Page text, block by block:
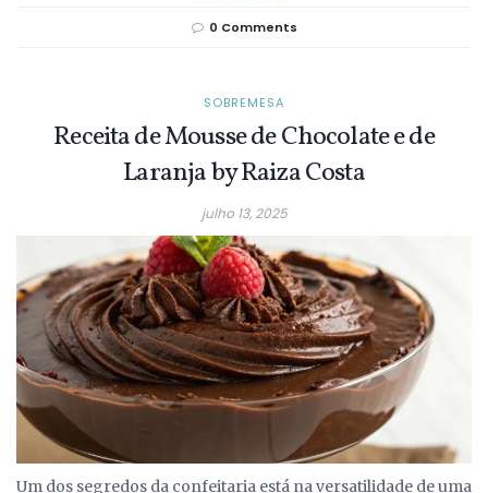
0 Comments
SOBREMESA
Receita de Mousse de Chocolate e de
Laranja by Raiza Costa
julho 13, 2025
Um dos segredos da confeitaria está na versatilidade de uma